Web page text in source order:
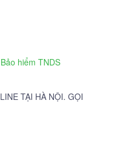
Bảo hiểm TNDS
TẠI HÀ NỘI. GỌI